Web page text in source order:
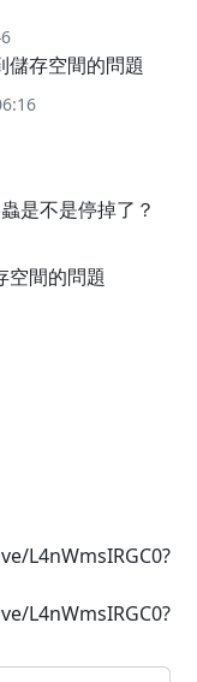
儲存空間的問題
是不是停掉了？
空間的問題
L4nWmsIRGC0?
L4nWmsIRGC0?